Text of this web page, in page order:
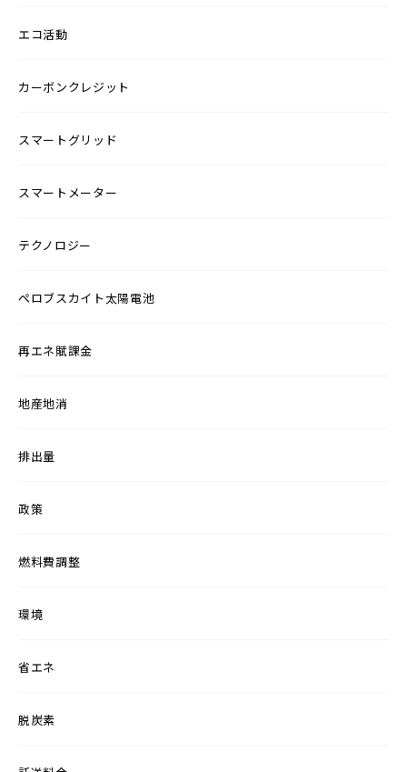
エコ活動
カーボンクレジット
スマートグリッド
スマートメーター
テクノロジー
ペロブスカイト太陽電池
再エネ賦課金
地産地消
排出量
政策
燃料費調整
環境
省エネ
脱炭素